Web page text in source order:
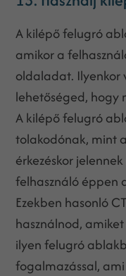
A kilépő felugró
amikor a
oldaladat. Ilyenkor
lehetőséged, hogy
A kilépő felugró
tolakodónak, mint
érkezéskor
felhasználó éppen
Ezekben hasonló
használnod,
ilyen felugró
fogalmazással,